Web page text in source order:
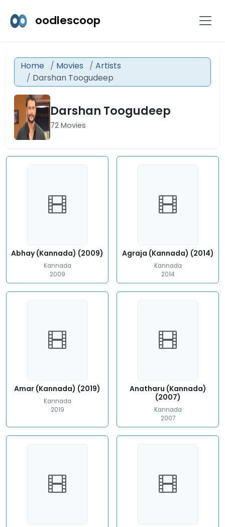
oodlescoop
Home Movies
Artists
Darshan Toogudeep
Darshan Toogudeep
72 Movies
Abhay (Kannada) (2009)
Kannada
2009
Agraja (Kannada) (2014)
Kannada
2014
Amar (Kannada) (2019)
Kannada
2019
Anatharu (Kannada)
(2007)
Kannada
2007